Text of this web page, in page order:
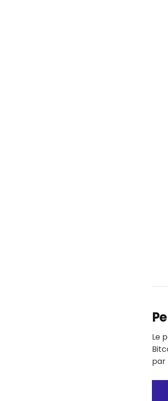
Le
par